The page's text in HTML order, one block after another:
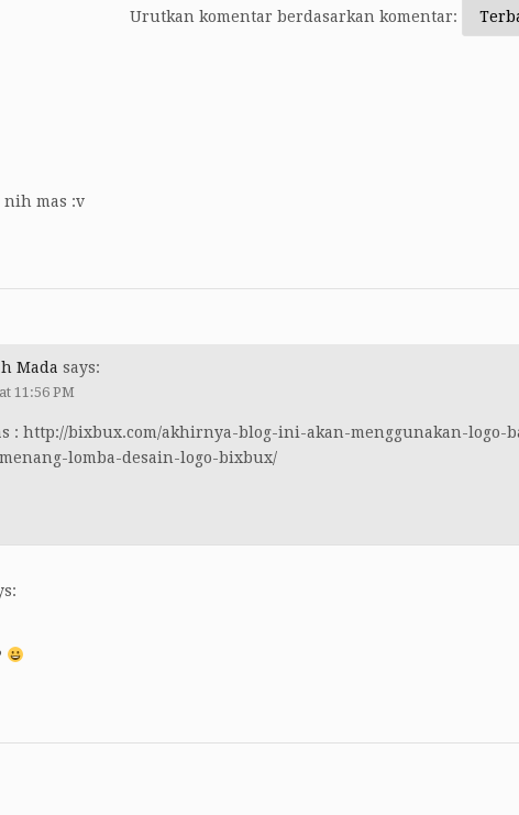
Urutkan komentar berdasarkan komentar:
mas :v
Mada says:
11:56 PM
: http://bixbux.com/akhirnya-blog-ini-akan-menggunakan-logo-
lomba-desain-logo-bixbux/